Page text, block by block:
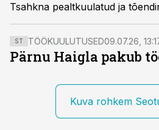
Tsahkna pealtkuulatud ja tõendina välja toodud
salvestiste valik moonutab
prokuratuurile sobilik, leiab
taotleb Harju maakohtult süüdistusakti prokuratuuri
tagasisaatmist, kirjutas Õhtuleht.
ST TÖÖKUULUTUSED09.07.26,
Pärnu Haigla pakub
Kuva rohkem